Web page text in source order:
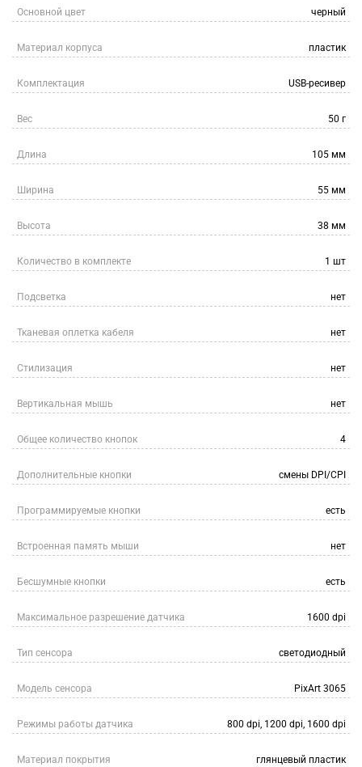
Основной цвет черный
Материал корпуса пластик
Комплектация USB-ресивер
Вес 50 г
Длина 105 мм
Ширина 55 мм
Высота 38 мм
Количество в комплекте 1 шт
Подсветка нет
Тканевая оплетка кабеля нет
Стилизация нет
Вертикальная мышь нет
Общее количество кнопок 4
Дополнительные кнопки смены DPI/CPI
Программируемые кнопки есть
Встроенная память мыши нет
Бесшумные кнопки есть
Максимальное разрешение датчика 1600 dpi
Тип сенсора светодиодный
Модель сенсора PixArt 3065
Режимы работы датчика 800 dpi, 1200 dpi, 1600 dpi
Материал покрытия глянцевый пластик